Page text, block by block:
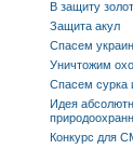
В защиту
Защита акул
Спасем
Уничтожим
Спасем сурка
Идея
Конкурс для